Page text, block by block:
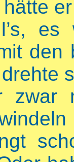
den
zwar